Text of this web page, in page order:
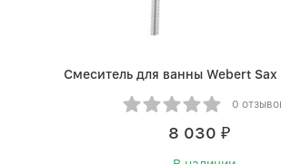
Смеситель для ванны Webert Sax
0
8 030 ₽